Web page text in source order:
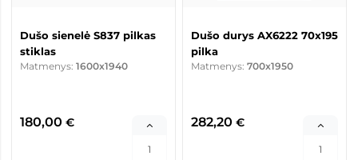
Dušo sienelė S837 pilkas
stiklas
Matmenys: 1600x1940
180,00 €
Dušo durys AX6222 70x195
pilka
Matmenys: 700x1950
282,20 €